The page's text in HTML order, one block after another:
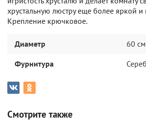
хрустальную люстру еще более яркой и
Крепление крючковое.
Диаметр 60 см
Фурнитура
Смотрите также